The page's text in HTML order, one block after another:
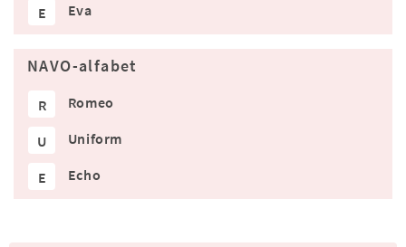
E Eva
NAVO-alfabet
R Romeo
U Uniform
E Echo